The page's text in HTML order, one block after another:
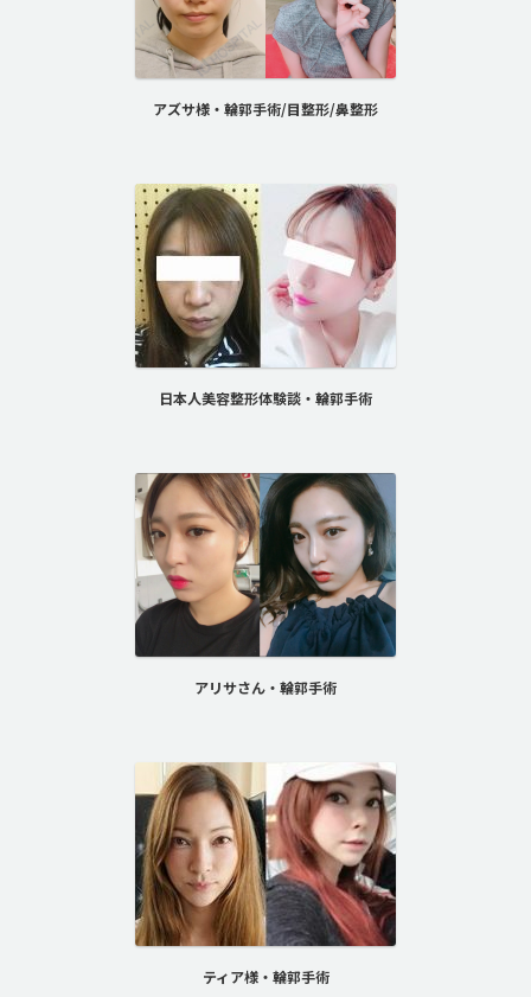
アズサ様・輪郭手術/目整形/鼻整形
日本人美容整形体験談・輪郭手術
アリサさん・輪郭手術
ティア様・輪郭手術